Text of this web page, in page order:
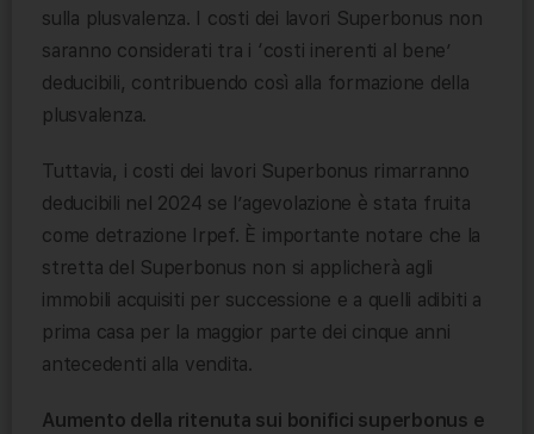
sulla plusvalenza. I costi dei lavori Superbonus non
saranno considerati tra i ‘costi inerenti al bene’
deducibili, contribuendo così alla formazione della
plusvalenza.
Tuttavia, i costi dei lavori Superbonus rimarranno
deducibili nel 2024 se l’agevolazione è stata fruita
come detrazione Irpef. È importante notare che la
stretta del Superbonus non si applicherà agli
immobili acquisiti per successione e a quelli adibiti a
prima casa per la maggior parte dei cinque anni
antecedenti alla vendita.
Aumento della ritenuta sui bonifici superbonus e